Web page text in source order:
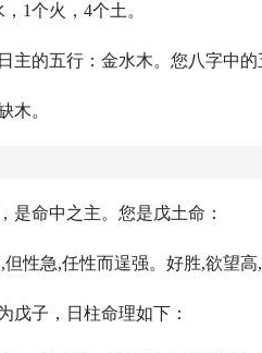
1个火，4个土。
主的五行：金水木。您八字中
木。
是命中之主。您是戊土命：
性急,任性而逞强。好胜,欲望高
戊子，日柱命理如下：